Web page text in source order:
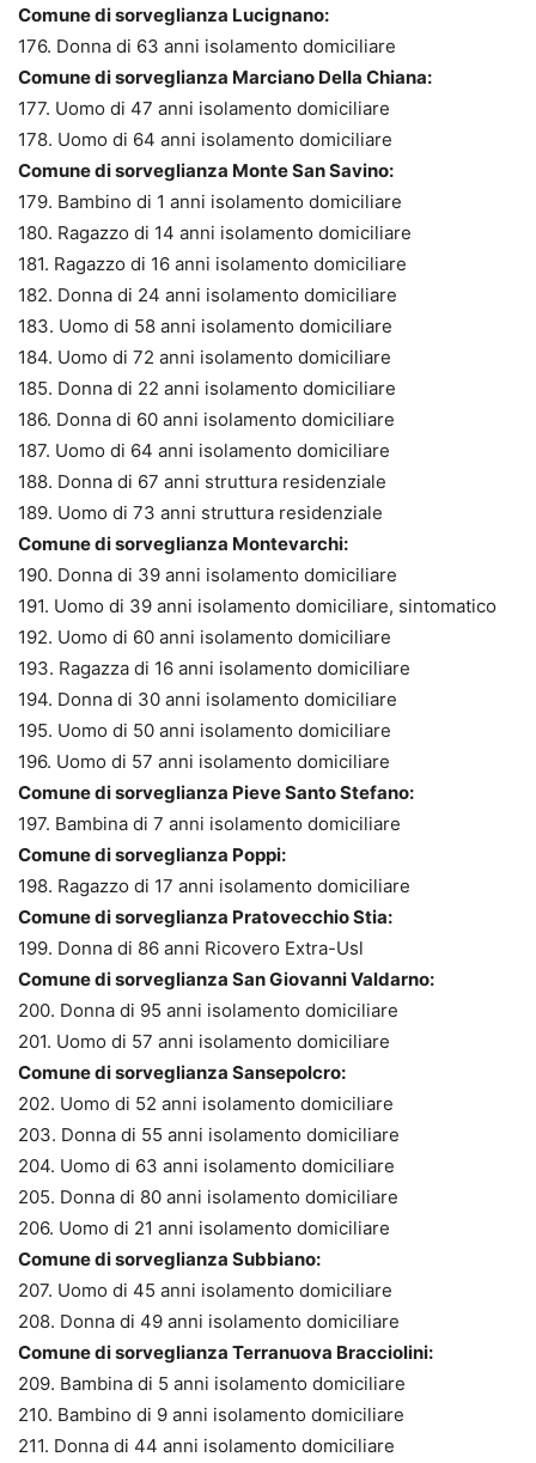
Comune di sorveglianza Lucignano:
176. Donna di 63 anni isolamento domiciliare
Comune di sorveglianza Marciano Della Chiana:
177. Uomo di 47 anni isolamento domiciliare
178. Uomo di 64 anni isolamento domiciliare
Comune di sorveglianza Monte San Savino:
179. Bambino di 1 anni isolamento domiciliare
180. Ragazzo di 14 anni isolamento domiciliare
181. Ragazzo di 16 anni isolamento domiciliare
182. Donna di 24 anni isolamento domiciliare
183. Uomo di 58 anni isolamento domiciliare
184. Uomo di 72 anni isolamento domiciliare
185. Donna di 22 anni isolamento domiciliare
186. Donna di 60 anni isolamento domiciliare
187. Uomo di 64 anni isolamento domiciliare
188. Donna di 67 anni struttura residenziale
189. Uomo di 73 anni struttura residenziale
Comune di sorveglianza Montevarchi:
190. Donna di 39 anni isolamento domiciliare
191. Uomo di 39 anni isolamento domiciliare, sintomatico
192. Uomo di 60 anni isolamento domiciliare
193. Ragazza di 16 anni isolamento domiciliare
194. Donna di 30 anni isolamento domiciliare
195. Uomo di 50 anni isolamento domiciliare
196. Uomo di 57 anni isolamento domiciliare
Comune di sorveglianza Pieve Santo Stefano:
197. Bambina di 7 anni isolamento domiciliare
Comune di sorveglianza Poppi:
198. Ragazzo di 17 anni isolamento domiciliare
Comune di sorveglianza Pratovecchio Stia:
199. Donna di 86 anni Ricovero Extra-Usl
Comune di sorveglianza San Giovanni Valdarno:
200. Donna di 95 anni isolamento domiciliare
201. Uomo di 57 anni isolamento domiciliare
Comune di sorveglianza Sansepolcro:
202. Uomo di 52 anni isolamento domiciliare
203. Donna di 55 anni isolamento domiciliare
204. Uomo di 63 anni isolamento domiciliare
205. Donna di 80 anni isolamento domiciliare
206. Uomo di 21 anni isolamento domiciliare
Comune di sorveglianza Subbiano:
207. Uomo di 45 anni isolamento domiciliare
208. Donna di 49 anni isolamento domiciliare
Comune di sorveglianza Terranuova Bracciolini:
209. Bambina di 5 anni isolamento domiciliare
210. Bambino di 9 anni isolamento domiciliare
211. Donna di 44 anni isolamento domiciliare